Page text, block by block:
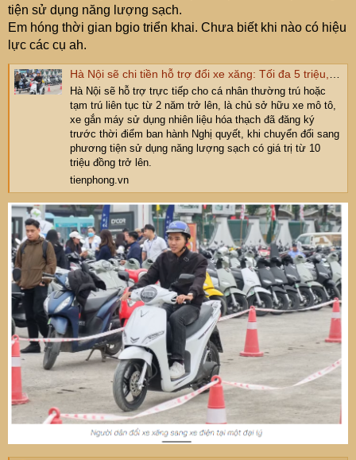
tiện sử dụng năng lượng sạch.
Em hóng thời gian bgio triển khai. Chưa biết khi nào có hiệu
lực các cụ ah.
Hà Nội sẽ chi tiền hỗ trợ đổi xe xăng: Tối đa 5 triệu, ưu tiên người ở từ 2 năm
Hà Nội sẽ hỗ trợ trực tiếp cho cá nhân thường trú hoặc
tạm trú liên tục từ 2 năm trở lên, là chủ sở hữu xe mô tô,
xe gắn máy sử dụng nhiên liệu hóa thạch đã đăng ký
trước thời điểm ban hành Nghị quyết, khi chuyển đổi sang
phương tiện sử dụng năng lượng sạch có giá trị từ 10
triệu đồng trở lên.
tienphong.vn